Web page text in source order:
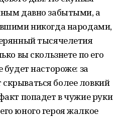
давно забытыми, а
никогда народами,
тысячелетия
вы скользнете по его
настороже: за
более ловкий
попадет в чужие руки
юного героя жалкое